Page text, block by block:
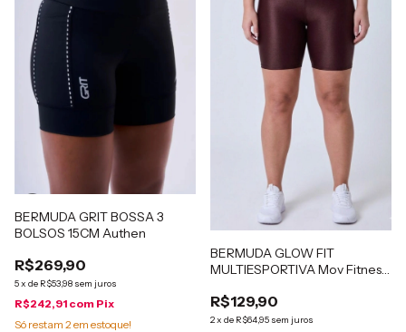
BERMUDA GRIT BOSSA 3
BOLSOS 15CM Authen
R$269,90
5x de R$53,98 sem juros
R$242,91 com Pix
Só restam 2 em estoque!
BERMUDA GLOW FIT
MULTIESPORTIVA Mov Fitness
R$129,90
2x de R$64,95 sem juros